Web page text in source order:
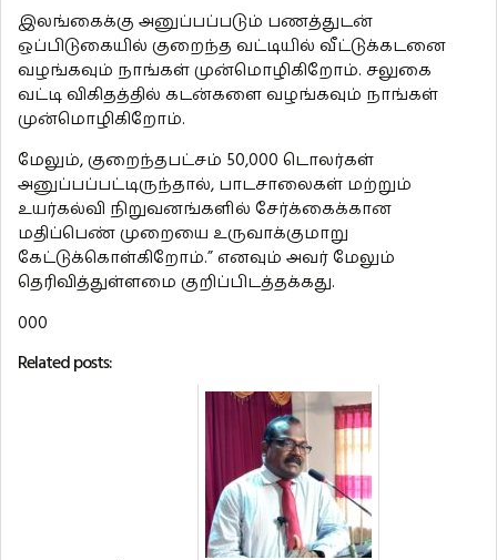
இலங்கைக்கு அனுப்பப்படும் பணத்துடன்
ஒப்பிடுகையில் குறைந்த வட்டியில் வீட்டுக்கடனை
வழங்கவும் நாங்கள் முன்மொழிகிறோம். சலுகை
வட்டி விகிதத்தில் கடன்களை வழங்கவும் நாங்கள்
முன்மொழிகிறோம்.
மேலும், குறைந்தபட்சம் 50,000 டொலர்கள்
அனுப்பப்பட்டிருந்தால், பாடசாலைகள் மற்றும்
உயர்கல்வி நிறுவனங்களில் சேர்க்கைக்கான
மதிப்பெண் முறையை உருவாக்குமாறு
கேட்டுக்கொள்கிறோம்.” எனவும் அவர் மேலும்
தெரிவித்துள்ளமை குறிப்பிடத்தக்கது.
000
Related posts: